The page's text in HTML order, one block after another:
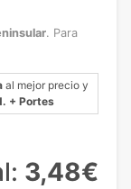
. Para
al mejor precio y
+ Portes
3,48€